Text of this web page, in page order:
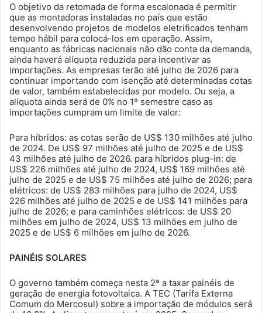
O objetivo da retomada de forma escalonada é permitir
que as montadoras instaladas no país que estão
desenvolvendo projetos de modelos eletrificados tenham
tempo hábil para colocá-los em operação. Assim,
enquanto as fábricas nacionais não dão conta da demanda,
ainda haverá alíquota reduzida para incentivar as
importações. As empresas terão até julho de 2026 para
continuar importando com isenção até determinadas cotas
de valor, também estabelecidas por modelo. Ou seja, a
alíquota ainda será de 0% no 1º semestre caso as
importações cumpram um limite de valor:
Para híbridos: as cotas serão de US$ 130 milhões até julho
de 2024. De US$ 97 milhões até julho de 2025 e de US$
43 milhões até julho de 2026. para híbridos plug-in: de
US$ 226 milhões até julho de 2024, US$ 169 milhões até
julho de 2025 e de US$ 75 milhões até julho de 2026; para
elétricos: de US$ 283 milhões para julho de 2024, US$
226 milhões até julho de 2025 e de US$ 141 milhões para
julho de 2026; e para caminhões elétricos: de US$ 20
milhões em julho de 2024, US$ 13 milhões em julho de
2025 e de US$ 6 milhões em julho de 2026.
PAINÉIS SOLARES
O governo também começa nesta 2ª a taxar painéis de
geração de energia fotovoltaica. A TEC (Tarifa Externa
Comum do Mercosul) sobre a importação de módulos será